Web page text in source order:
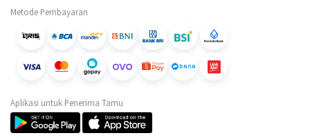
Metode Pembayaran
Aplikasi untuk Penerima Tamu